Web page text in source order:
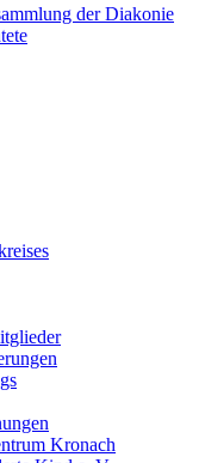
der Diakonie
Kronach